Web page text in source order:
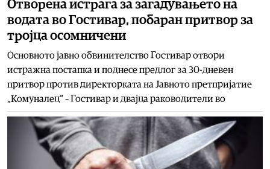
Отворена истрага за загадувањето на
водата во Гостивар, побаран притвор за
тројца осомничени
Основното јавно обвинителство Гостивар отвори
истражна постапка и поднесе предлог за 30-дневен
притвор против директорката на Јавното претпријатие
„Комуналец“ – Гостивар и двајца раководители во